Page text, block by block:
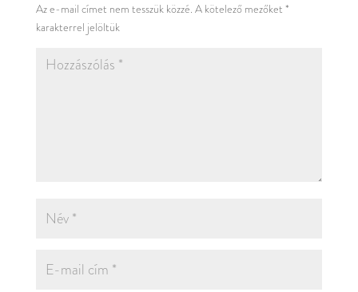
Az e-mail címet nem tesszük közzé. A kötelező mezőket *
karakterrel jelöltük